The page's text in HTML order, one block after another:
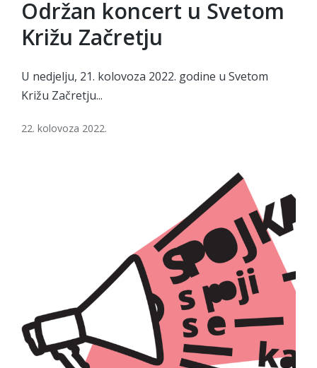
Održan koncert u Svetom
Križu Začretju
U nedjelju, 21. kolovoza 2022. godine u Svetom
Križu Začretju...
22. kolovoza 2022.